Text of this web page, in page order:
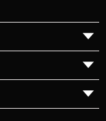
▼
▼
▼